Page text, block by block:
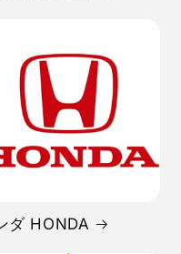
ダ HONDA